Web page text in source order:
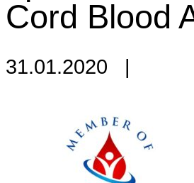
Cord Blood
31.01.2020 |